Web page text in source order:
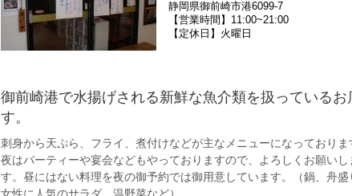
静岡県御前崎市港6099-7
【営業時間】11:00~21:00
【定休日】火曜日
御前崎港で水揚げされる新鮮な魚介類を扱っているお
す。
刺身から天ぷら、フライ、煮付けなどが主なメニューになっておりま
夜はパーティーや宴会などもやっておりますので、よろしくお願いし
す。昼にはない料理を夜の御予約では御用意しています。（鍋、舟盛